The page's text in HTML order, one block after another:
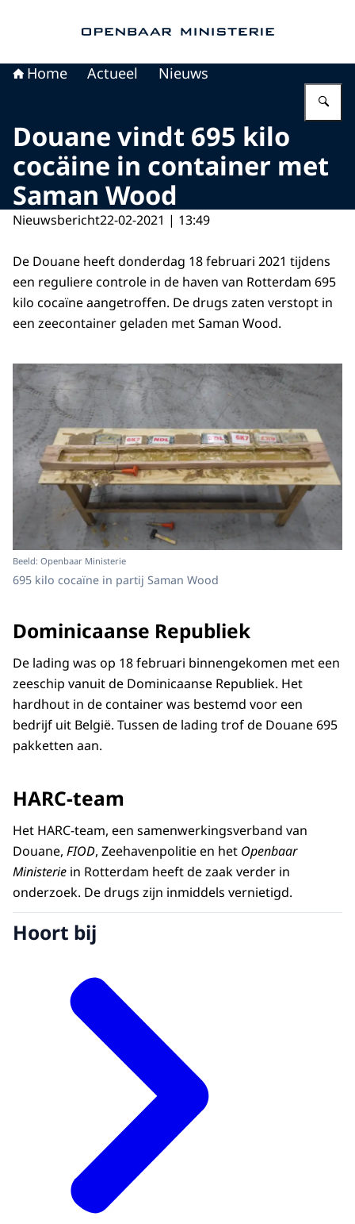
Home Actueel Nieuws
Douane vindt 695 kilo
cocäine in container met
Saman Wood
Nieuwsbericht22-02-2021 | 13:49
De Douane heeft donderdag 18 februari 2021 tijdens
een reguliere controle in de haven van Rotterdam 695
kilo cocaïne aangetroffen. De drugs zaten verstopt in
een zeecontainer geladen met Saman Wood.
Beeld: Openbaar Ministerie
695 kilo cocaïne in partij Saman Wood
Dominicaanse Republiek
De lading was op 18 februari binnengekomen met een
zeeschip vanuit de Dominicaanse Republiek. Het
hardhout in de container was bestemd voor een
bedrijf uit België. Tussen de lading trof de Douane 695
pakketten aan.
HARC-team
Het HARC-team, een samenwerkingsverband van
Douane, FIOD, Zeehavenpolitie en het Openbaar
Ministerie in Rotterdam heeft de zaak verder in
onderzoek. De drugs zijn inmiddels vernietigd.
Hoort bij